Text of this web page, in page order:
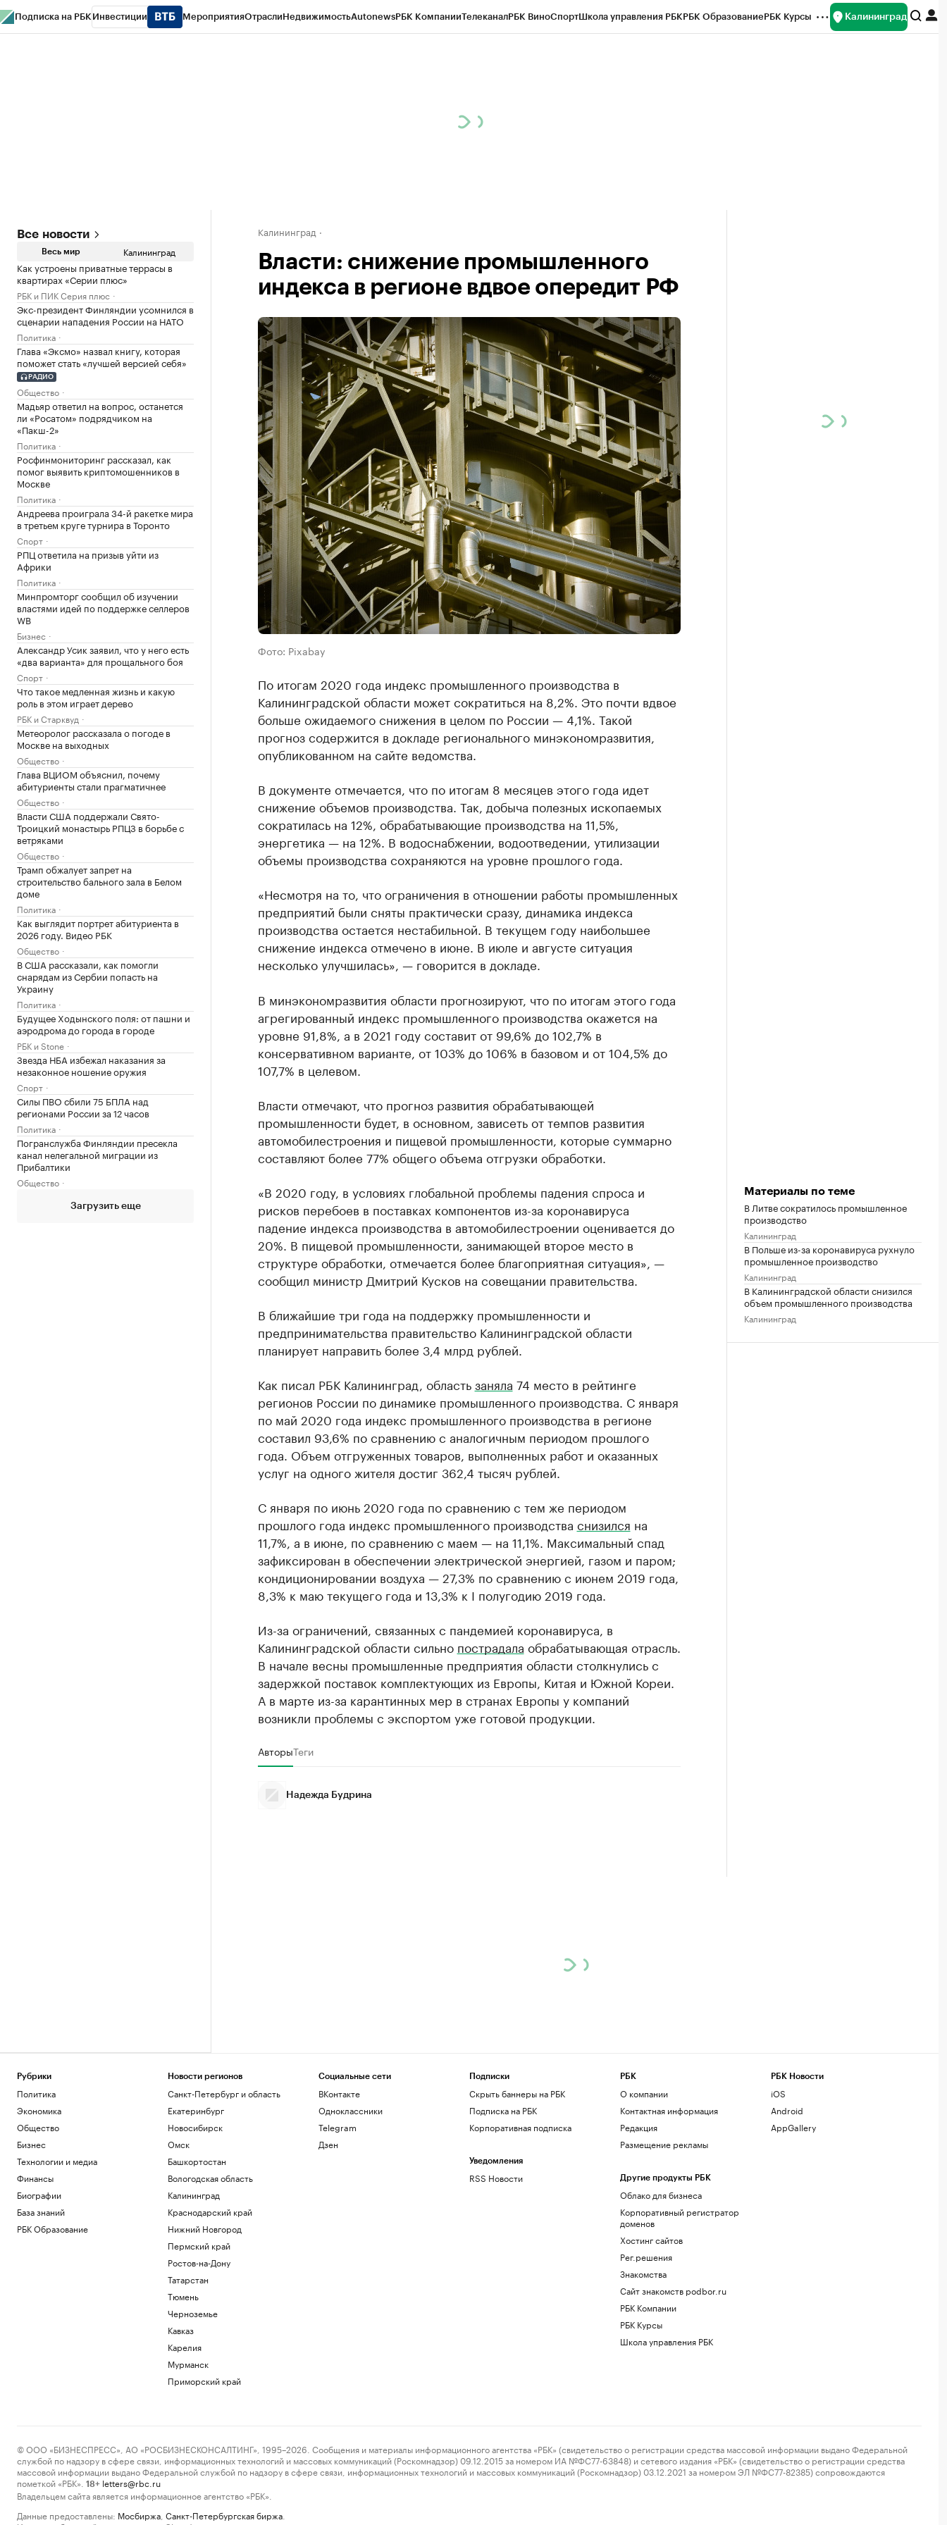
Подписка на РБК Инвестиции МероприятияОтраслиНедвижимостьAutonewsРБК КомпанииТелеканалРБК ВиноСпортШкола управления РБКРБК ОбразованиеРБК Курсы Калининград
Все новости
Весь мир Калининград
Как устроены приватные террасы в
квартирах «Серии плюс»
РБК и ПИК Серия плюс
Экс-президент Финляндии усомнился в
сценарии нападения России на НАТО
Политика
Глава «Эксмо» назвал книгу, которая
поможет стать «лучшей версией себя»
РАДИО
Общество
Мадьяр ответил на вопрос, останется
ли «Росатом» подрядчиком на
«Пакш-2»
Политика
Росфинмониторинг рассказал, как
помог выявить криптомошенников в
Москве
Политика
Андреева проиграла 34-й ракетке мира
в третьем круге турнира в Торонто
Спорт
РПЦ ответила на призыв уйти из
Африки
Политика
Минпромторг сообщил об изучении
властями идей по поддержке селлеров
WB
Бизнес
Александр Усик заявил, что у него есть
«два варианта» для прощального боя
Спорт
Что такое медленная жизнь и какую
роль в этом играет дерево
РБК и Старквуд
Метеоролог рассказала о погоде в
Москве на выходных
Общество
Глава ВЦИОМ объяснил, почему
абитуриенты стали прагматичнее
Общество
Власти США поддержали Свято-
Троицкий монастырь РПЦЗ в борьбе с
ветряками
Общество
Трамп обжалует запрет на
строительство бального зала в Белом
доме
Политика
Как выглядит портрет абитуриента в
2026 году. Видео РБК
Общество
В США рассказали, как помогли
снарядам из Сербии попасть на
Украину
Политика
Будущее Ходынского поля: от пашни и
аэродрома до города в городе
РБК и Stone
Звезда НБА избежал наказания за
незаконное ношение оружия
Спорт
Силы ПВО сбили 75 БПЛА над
регионами России за 12 часов
Политика
Погранслужба Финляндии пресекла
канал нелегальной миграции из
Прибалтики
Общество
Загрузить еще
Калининград
Власти: снижение промышленного
индекса в регионе вдвое опередит РФ
Фото: Pixabay
По итогам 2020 года индекс промышленного производства в
Калининградской области может сократиться на 8,2%. Это почти вдвое
больше ожидаемого снижения в целом по России — 4,1%. Такой
прогноз содержится в докладе регионального минэкономразвития,
опубликованном на сайте ведомства.
В документе отмечается, что по итогам 8 месяцев этого года идет
снижение объемов производства. Так, добыча полезных ископаемых
сократилась на 12%, обрабатывающие производства на 11,5%,
энергетика — на 12%. В водоснабжении, водоотведении, утилизации
объемы производства сохраняются на уровне прошлого года.
«Несмотря на то, что ограничения в отношении работы промышленных
предприятий были сняты практически сразу, динамика индекса
производства остается нестабильной. В текущем году наибольшее
снижение индекса отмечено в июне. В июле и августе ситуация
несколько улучшилась», — говорится в докладе.
В минэкономразвития области прогнозируют, что по итогам этого года
агрегированный индекс промышленного производства окажется на
уровне 91,8%, а в 2021 году составит от 99,6% до 102,7% в
консервативном варианте, от 103% до 106% в базовом и от 104,5% до
107,7% в целевом.
Власти отмечают, что прогноз развития обрабатывающей
промышленности будет, в основном, зависеть от темпов развития
автомобилестроения и пищевой промышленности, которые суммарно
составляют более 77% общего объема отгрузки обработки.
«В 2020 году, в условиях глобальной проблемы падения спроса и
рисков перебоев в поставках компонентов из-за коронавируса
падение индекса производства в автомобилестроении оценивается до
20%. В пищевой промышленности, занимающей второе место в
структуре обработки, отмечается более благоприятная ситуация», —
сообщил министр Дмитрий Кусков на совещании правительства.
В ближайшие три года на поддержку промышленности и
предпринимательства правительство Калининградской области
планирует направить более 3,4 млрд рублей.
Как писал РБК Калининград, областьзаняла 74 место в рейтинге
регионов России по динамике промышленного производства. С января
по май 2020 года индекс промышленного производства в регионе
составил 93,6% по сравнению с аналогичным периодом прошлого
года. Объем отгруженных товаров, выполненных работ и оказанных
услуг на одного жителя достиг 362,4 тысяч рублей.
С января по июнь 2020 года по сравнению с тем же периодом
прошлого года индекс промышленного производства снизился на
11,7%, а в июне, по сравнению с маем — на 11,1%. Максимальный спад
зафиксирован в обеспечении электрической энергией, газом и паром;
кондиционировании воздуха — 27,3% по сравнению с июнем 2019 года,
8,3% к маю текущего года и 13,3% к I полугодию 2019 года.
Из-за ограничений, связанных с пандемией коронавируса, в
Калининградской области сильно пострадала обрабатывающая отрасль.
В начале весны промышленные предприятия области столкнулись с
задержкой поставок комплектующих из Европы, Китая и Южной Кореи.
А в марте из-за карантинных мер в странах Европы у компаний
возникли проблемы с экспортом уже готовой продукции.
АвторыТеги
Надежда Будрина
Материалы по теме
В Литве сократилось промышленное
производство
Калининград
В Польше из-за коронавируса рухнуло
промышленное производство
Калининград
В Калининградской области снизился
объем промышленного производства
Калининград
Рубрики
Политика
Экономика
Общество
Бизнес
Технологии и медиа
Финансы
Биографии
База знаний
РБК Образование
Новости регионов
Санкт-Петербург и область
Екатеринбург
Новосибирск
Омск
Башкортостан
Вологодская область
Калининград
Краснодарский край
Нижний Новгород
Пермский край
Ростов-на-Дону
Татарстан
Тюмень
Черноземье
Кавказ
Карелия
Мурманск
Приморский край
Социальные сети
ВКонтакте
Одноклассники
Telegram
Дзен
Подписки
Скрыть баннеры на РБК
Подписка на РБК
Корпоративная подписка
Уведомления
RSS Новости
РБК
О компании
Контактная информация
Редакция
Размещение рекламы
Другие продукты РБК
Облако для бизнеса
Корпоративный регистратор
доменов
Хостинг сайтов
Рег.решения
Знакомства
Сайт знакомств podbor.ru
РБК Компании
РБК Курсы
Школа управления РБК
РБК Новости
iOS
Android
AppGallery
© ООО «БИЗНЕСПРЕСС», АО «РОСБИЗНЕСКОНСАЛТИНГ», 1995–2026. Сообщения и материалы информационного агентства «РБК» (свидетельство о регистрации средства массовой информации выдано Федеральной
службой по надзору в сфере связи, информационных технологий и массовых коммуникаций (Роскомнадзор) 09.12.2015 за номером ИА №ФС77-63848) и сетевого издания «РБК» (свидетельство о регистрации средства
массовой информации выдано Федеральной службой по надзору в сфере связи, информационных технологий и массовых коммуникаций (Роскомнадзор) 03.12.2021 за номером ЭЛ №ФС77-82385) сопровождаются
пометкой «РБК».
18+ letters@rbc.ru
Владельцем сайта является информационное агентство «РБК».
Данные предоставлены: Мосбиржа Санкт-Петербургская биржа